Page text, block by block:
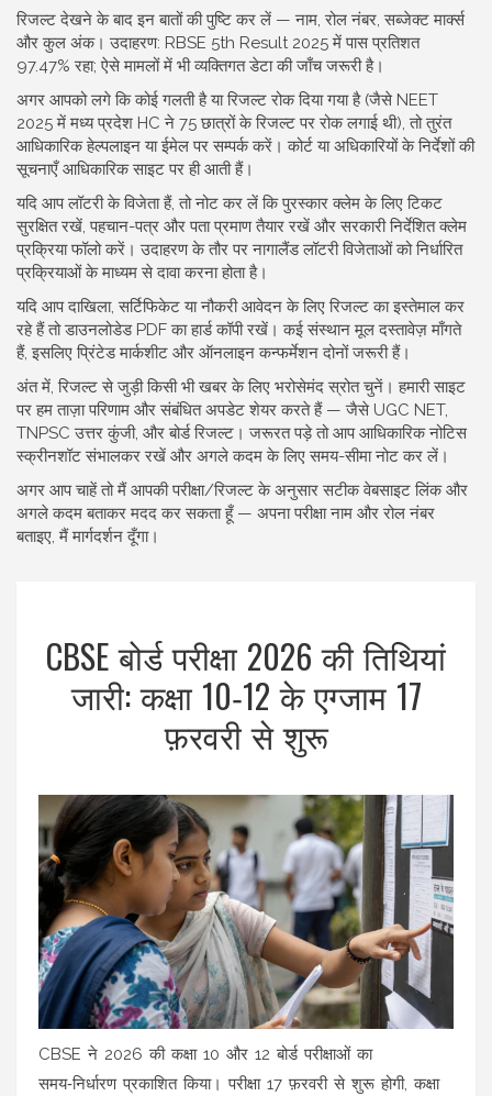
रिजल्ट देखने के बाद इन बातों की पुष्टि कर लें — नाम, रोल नंबर, सब्जेक्ट मार्क्स
और कुल अंक। उदाहरण: RBSE 5th Result 2025 में पास प्रतिशत
97.47% रहा; ऐसे मामलों में भी व्यक्तिगत डेटा की जाँच जरूरी है।
अगर आपको लगे कि कोई गलती है या रिजल्ट रोक दिया गया है (जैसे NEET
2025 में मध्य प्रदेश HC ने 75 छात्रों के रिजल्ट पर रोक लगाई थी), तो तुरंत
आधिकारिक हेल्पलाइन या ईमेल पर सम्पर्क करें। कोर्ट या अधिकारियों के निर्देशों की
सूचनाएँ आधिकारिक साइट पर ही आती हैं।
यदि आप लॉटरी के विजेता हैं, तो नोट कर लें कि पुरस्कार क्लेम के लिए टिकट
सुरक्षित रखें, पहचान-पत्र और पता प्रमाण तैयार रखें और सरकारी निर्देशित क्लेम
प्रक्रिया फॉलो करें। उदाहरण के तौर पर नागालैंड लॉटरी विजेताओं को निर्धारित
प्रक्रियाओं के माध्यम से दावा करना होता है।
यदि आप दाखिला, सर्टिफिकेट या नौकरी आवेदन के लिए रिजल्ट का इस्तेमाल कर
रहे हैं तो डाउनलोडेड PDF का हार्ड कॉपी रखें। कई संस्थान मूल दस्तावेज़ माँगते
हैं, इसलिए प्रिंटेड मार्कशीट और ऑनलाइन कन्फर्मेशन दोनों जरूरी हैं।
अंत में, रिजल्ट से जुड़ी किसी भी खबर के लिए भरोसेमंद स्रोत चुनें। हमारी साइट
पर हम ताज़ा परिणाम और संबंधित अपडेट शेयर करते हैं — जैसे UGC NET,
TNPSC उत्तर कुंजी, और बोर्ड रिजल्ट। जरूरत पड़े तो आप आधिकारिक नोटिस
स्क्रीनशॉट संभालकर रखें और अगले कदम के लिए समय-सीमा नोट कर लें।
अगर आप चाहें तो मैं आपकी परीक्षा/रिजल्ट के अनुसार सटीक वेबसाइट लिंक और
अगले कदम बताकर मदद कर सकता हूँ — अपना परीक्षा नाम और रोल नंबर
बताइए, मैं मार्गदर्शन दूँगा।
CBSE बोर्ड परीक्षा 2026 की तिथियां
जारी: कक्षा 10‑12 के एग्जाम 17
फ़रवरी से शुरू
CBSE ने 2026 की कक्षा 10 और 12 बोर्ड परीक्षाओं का
समय‑निर्धारण प्रकाशित किया। परीक्षा 17 फ़रवरी से शुरू होगी, कक्षा